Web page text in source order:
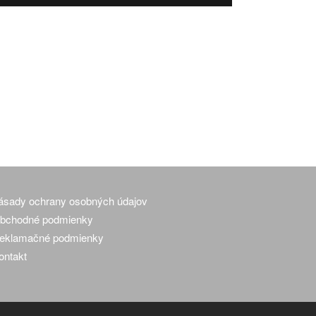
ochrany osobných údajov
podmienky
podmienky